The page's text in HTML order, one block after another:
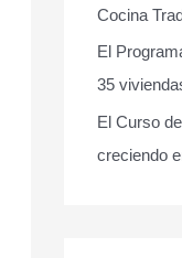
Cocina
El
35
El Curso
creciendo